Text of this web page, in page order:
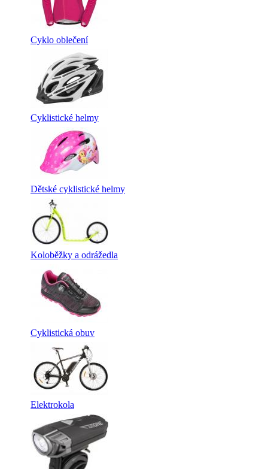
Cyklo oblečení
Cyklistické helmy
Dětské cyklistické helmy
Koloběžky a odrážedla
Cyklistická obuv
Elektrokola